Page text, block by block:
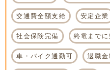
交通費全額支給 安定企業
社会保険完備 終電までに
車・バイク通勤可 退職金